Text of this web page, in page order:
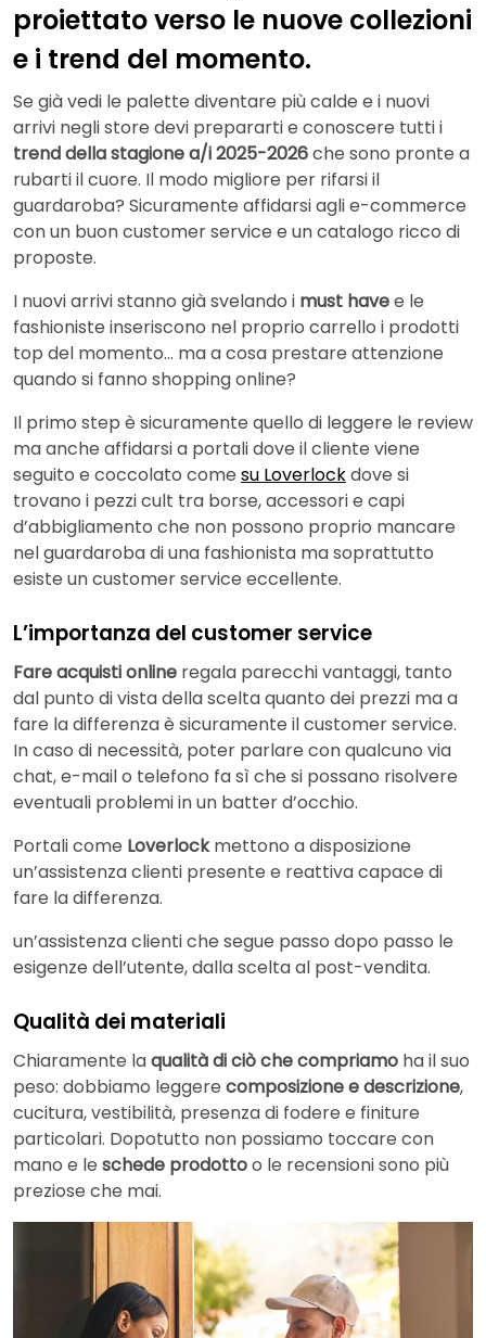
proiettato verso le nuove collezioni
e i trend del momento.
Se già vedi le palette diventare più calde e i nuovi
arrivi negli store devi prepararti e conoscere tutti i
trend della stagione a/i 2025-2026che sono pronte a
rubarti il cuore. Il modo migliore per rifarsi il
guardaroba? Sicuramente affidarsi agli e-commerce
con un buon customer service e un catalogo ricco di
proposte.
I nuovi arrivi stanno già svelando i must havee le
fashioniste inseriscono nel proprio carrello i prodotti
top del momento… ma a cosa prestare attenzione
quando si fanno shopping online?
Il primo step è sicuramente quello di leggere le review
ma anche affidarsi a portali dove il cliente viene
seguito e coccolato come su Loverlockdove si
trovano i pezzi cult tra borse, accessori e capi
d’abbigliamento che non possono proprio mancare
nel guardaroba di una fashionista ma soprattutto
esiste un customer service eccellente.
L’importanza del customer service
Fare acquisti online regala parecchi vantaggi, tanto
dal punto di vista della scelta quanto dei prezzi ma a
fare la differenza è sicuramente il customer service.
In caso di necessità, poter parlare con qualcuno via
chat, e-mail o telefono fa sì che si possano risolvere
eventuali problemi in un batter d’occhio.
Portali come Loverlockmettono a disposizione
un’assistenza clienti presente e reattiva capace di
fare la differenza.
un’assistenza clienti che segue passo dopo passo le
esigenze dell’utente, dalla scelta al post-vendita.
Qualità dei materiali
Chiaramente laqualità di ciò che compriamo ha il suo
peso: dobbiamo leggere composizione e descrizione,
cucitura, vestibilità, presenza di fodere e finiture
particolari. Dopotutto non possiamo toccare con
mano e le schede prodottoo le recensioni sono più
preziose che mai.